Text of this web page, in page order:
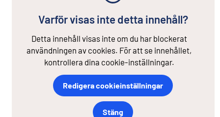
Varför visas inte detta innehåll?
Detta innehåll visas inte om du har blockerat
användningen av cookies. För att se innehållet,
kontrollera dina cookie-inställningar.
Redigera cookieinställningar
Stäng